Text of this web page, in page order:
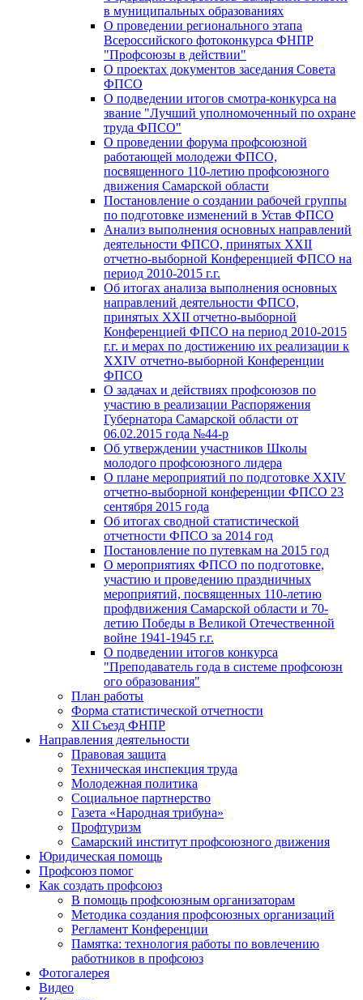
в муниципальных образованиях
О проведении регионального этапа
Всероссийского фотоконкурса ФНПР
"Профсоюзы в действии"
О проектах документов заседания Совета
ФПСО
О подведении итогов смотра-конкурса на
звание "Лучший уполномоченный по охране
труда ФПСО"
О проведении форума профсоюзной
работающей молодежи ФПСО,
посвященного 110-летию профсоюзного
движения Самарской области
Постановление о создании рабочей группы
по подготовке изменений в Устав ФПСО
Анализ выполнения основных направлений
деятельности ФПСО, принятых XXII
отчетно-выборной Конференцией ФПСО на
период 2010-2015 г.г.
Об итогах анализа выполнения основных
направлений деятельности ФПСО,
принятых XXII отчетно-выборной
Конференцией ФПСО на период 2010-2015
г.г. и мерах по достижению их реализации к
XXIV отчетно-выборной Конференции
ФПСО
О задачах и действиях профсоюзов по
участию в реализации Распоряжения
Губернатора Самарской области от
06.02.2015 года №44-р
Об утверждении участников Школы
молодого профсоюзного лидера
О плане мероприятий по подготовке XXIV
отчетно-выборной конференции ФПСО 23
сентября 2015 года
Об итогах сводной статистической
отчетности ФПСО за 2014 год
Постановление по путевкам на 2015 год
О мероприятиях ФПСО по подготовке,
участию и проведению праздничных
мероприятий, посвященных 110-летию
профдвижения Самарской области и 70-
летию Победы в Великой Отечественной
войне 1941-1945 г.г.
О подведении итогов конкурса
"Преподаватель года в системе профсоюзн
ого образования"
План работы
Форма статистической отчетности
XII Съезд ФНПР
Направления деятельности
Правовая защита
Техническая инспекция труда
Молодежная политика
Социальное партнерство
Газета «Народная трибуна»
Профтуризм
Самарский институт профсоюзного движения
Юридическая помощь
Профсоюз помог
Как создать профсоюз
В помощь профсоюзным организаторам
Методика создания профсоюзных организаций
Регламент Конференции
Памятка: технология работы по вовлечению
работников в профсоюз
Фотогалерея
Видео